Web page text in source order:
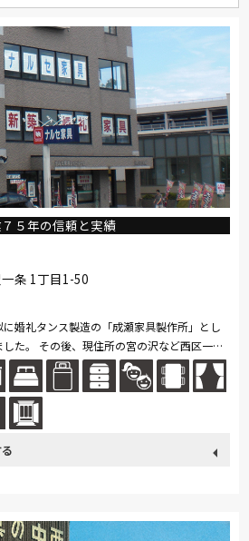
５年の信頼と実績
条 1丁目1-50
婚礼タンス製造の「成瀬家具製作所」とし
た。 その後、現住所の宮の沢など西区一筋
と実績を活かし「...続
ファニチア ナガノインテリア